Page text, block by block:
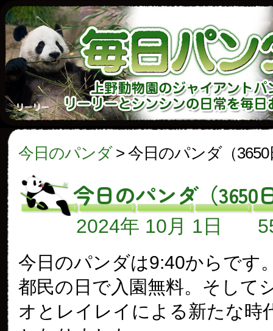
今日のパンダ> 今日のパンダ（3650
今日のパンダ（3650
2024年 10月 1日
今日のパンダは9:40からです
都民の日で入園無料。そして
オとレイレイによる新たな時